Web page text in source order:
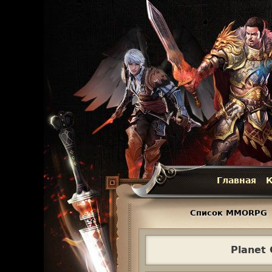
Planet
Г
л
а
Главная
Список MMORPG